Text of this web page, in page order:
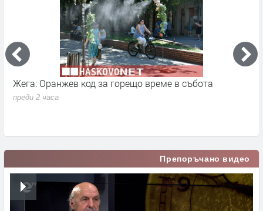
в събота Равносметката: 22 ВиК аварии за
Препоръчано видео